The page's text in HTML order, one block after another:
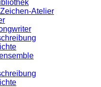
Atelier